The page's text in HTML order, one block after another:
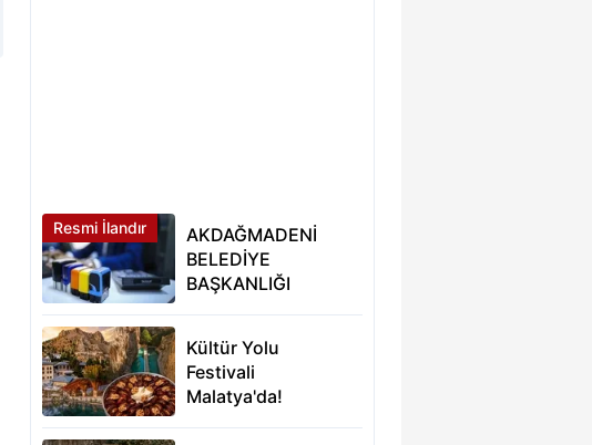
Resmi İlandır
AKDAĞMADENİ
BELEDİYE
BAŞKANLIĞI
Kültür Yolu
Festivali
Malatya'da!